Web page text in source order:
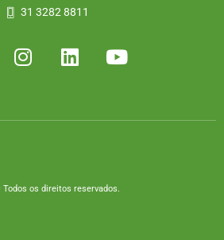
31 3282 8811
os direitos reservados.